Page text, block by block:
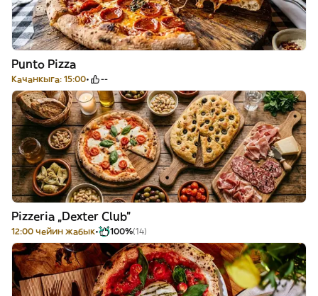
Punto Pizza
Качанкыга: 15:00 --
Pizzeria „Dexter Club”
12:00 чейин жабык 100%(14)